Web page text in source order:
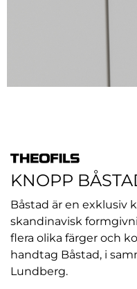
KNOPP
Båstad är en exklusiv
skandinavisk
flera olika färger och
handtag Båstad, i
Lundberg.